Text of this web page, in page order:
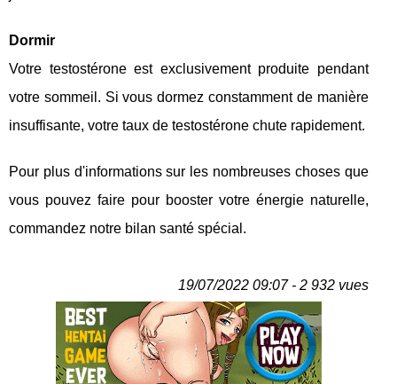
Dormir
Votre testostérone est exclusivement produite pendant
votre sommeil. Si vous dormez constamment de manière
insuffisante, votre taux de testostérone chute rapidement.
Pour plus d'informations sur les nombreuses choses que
vous pouvez faire pour booster votre énergie naturelle,
commandez notre bilan santé spécial.
19/07/2022 09:07 - 2 932 vues